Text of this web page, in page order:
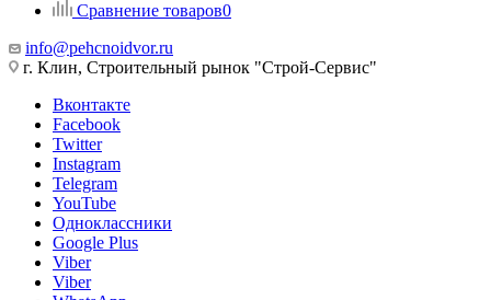
Сравнение товаров0
info@pehcnoidvor.ru
г. Клин, Строительный рынок "Строй-Сервис"
Вконтакте
Facebook
Twitter
Instagram
Telegram
YouTube
Одноклассники
Google Plus
Viber
Viber